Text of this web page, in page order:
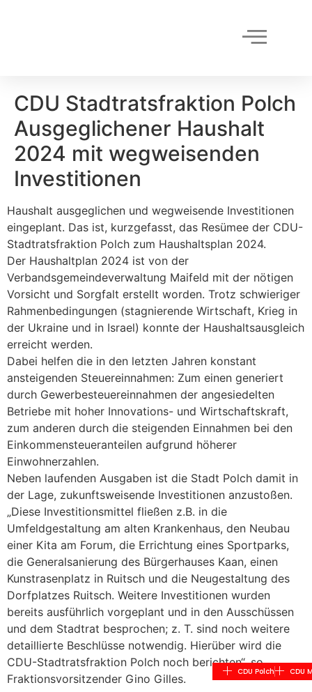
CDU Stadtratsfraktion Polch
Ausgeglichener Haushalt
2024 mit wegweisenden
Investitionen
Haushalt ausgeglichen und wegweisende Investitionen
eingeplant. Das ist, kurzgefasst, das Resümee der CDU-
Stadtratsfraktion Polch zum Haushaltsplan 2024.
Der Haushaltplan 2024 ist von der
Verbandsgemeindeverwaltung Maifeld mit der nötigen
Vorsicht und Sorgfalt erstellt worden. Trotz schwieriger
Rahmenbedingungen (stagnierende Wirtschaft, Krieg in
der Ukraine und in Israel) konnte der Haushaltsausgleich
erreicht werden.
Dabei helfen die in den letzten Jahren konstant
ansteigenden Steuereinnahmen: Zum einen generiert
durch Gewerbesteuereinnahmen der angesiedelten
Betriebe mit hoher Innovations- und Wirtschaftskraft,
zum anderen durch die steigenden Einnahmen bei den
Einkommensteueranteilen aufgrund höherer
Einwohnerzahlen.
Neben laufenden Ausgaben ist die Stadt Polch damit in
der Lage, zukunftsweisende Investitionen anzustoßen.
„Diese Investitionsmittel fließen z.B. in die
Umfeldgestaltung am alten Krankenhaus, den Neubau
einer Kita am Forum, die Errichtung eines Sportparks,
die Generalsanierung des Bürgerhauses Kaan, einen
Kunstrasenplatz in Ruitsch und die Neugestaltung des
Dorfplatzes Ruitsch. Weitere Investitionen wurden
bereits ausführlich vorgeplant und in den Ausschüssen
und dem Stadtrat besprochen; z. T. sind noch weitere
detaillierte Beschlüsse notwendig. Hierüber wird die
CDU-Stadtratsfraktion Polch noch berichten“, so
Fraktionsvorsitzender Gino Gilles.
CDU Polch CDU